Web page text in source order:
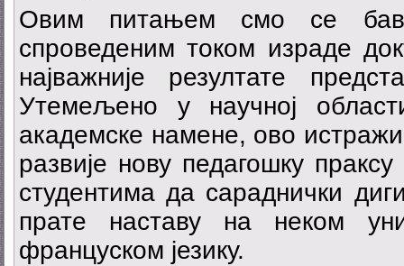
Овим питањем смо се
спроведеним током израде
најважније резултате
Утемељено у научној
академске намене, ово
развије нову педагошку
студентима да сараднички
прате наставу на неком
француском језику.